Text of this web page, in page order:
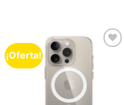
¡Oferta!